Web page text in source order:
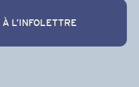
À L’INFOLETTRE